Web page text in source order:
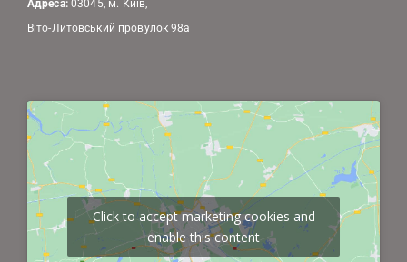
Адреса:03045, м. Київ,
Віто-Литовський провулок 98а
Click to accept marketing cookies and
enable this content